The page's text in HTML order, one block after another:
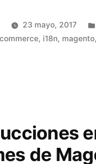
locales
2»
23 mayo, 2017
, i18n, magento,
de